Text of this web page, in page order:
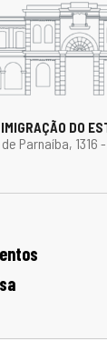
DO
Parnaíba, 1316